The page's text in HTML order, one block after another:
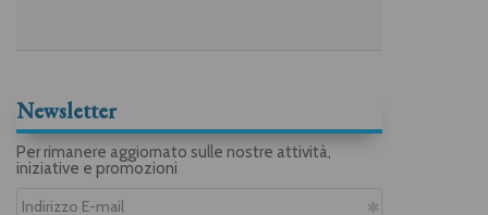
Newsletter
Per rimanere aggiornato sulle nostre attività,
iniziative e promozioni